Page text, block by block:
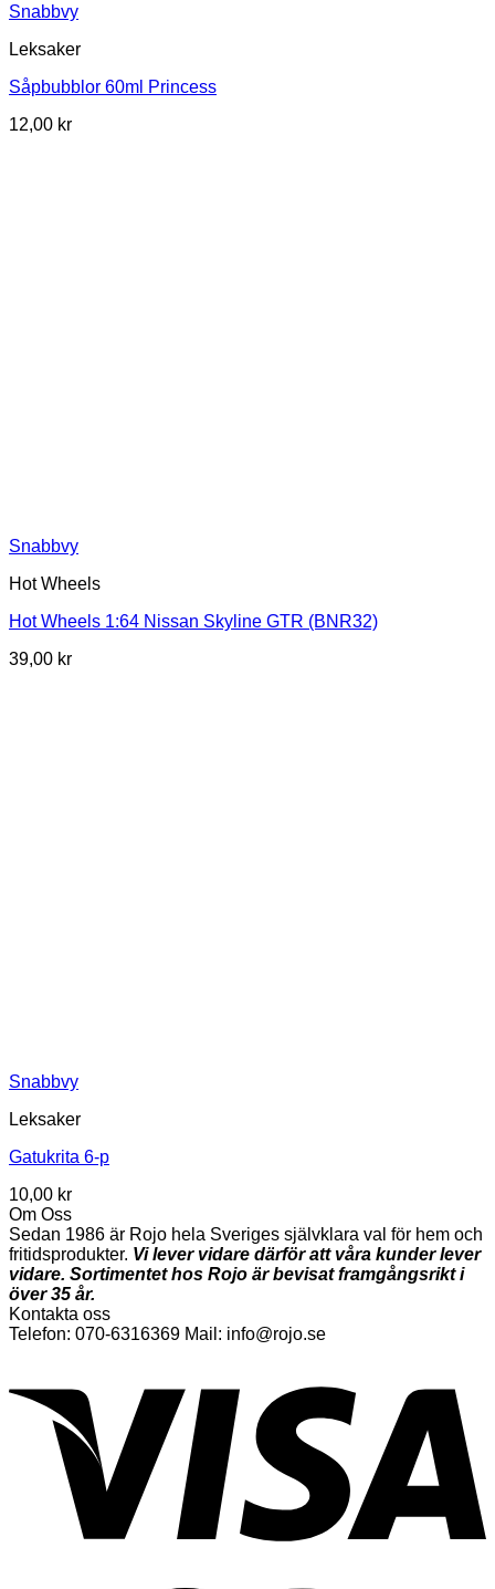
Snabbvy
Leksaker
Såpbubblor 60ml Princess
12,00 kr
Snabbvy
Hot Wheels
Hot Wheels 1:64 Nissan Skyline GTR (BNR32)
39,00 kr
Snabbvy
Leksaker
Gatukrita 6-p
10,00 kr
Om Oss
Sedan 1986 är Rojo hela Sveriges självklara val för hem och
fritidsprodukter. Vi lever vidare därför att våra kunder lever
vidare. Sortimentet hos Rojo är bevisat framgångsrikt i
över 35 år.
Kontakta oss
Telefon: 070-6316369 Mail: info@rojo.se